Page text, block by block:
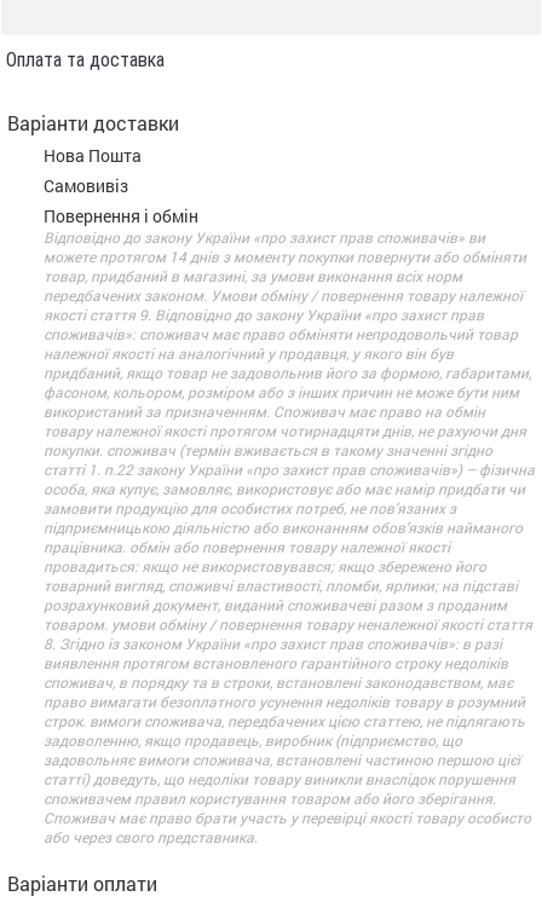
Оплата та доставка
Варіанти доставки
Нова Пошта
Самовивіз
Повернення і обмін
Відповідно до закону України «про захист прав споживачів» ви
можете протягом 14 днів з моменту покупки повернути або обміняти
товар, придбаний в магазині, за умови виконання всіх норм
передбачених законом. Умови обміну / повернення товару належної
якості стаття 9. Відповідно до закону України «про захист прав
споживачів»: споживач має право обміняти непродовольчий товар
належної якості на аналогічний у продавця, у якого він був
придбаний, якщо товар не задовольнив його за формою, габаритами,
фасоном, кольором, розміром або з інших причин не може бути ним
використаний за призначенням. Споживач має право на обмін
товару належної якості протягом чотирнадцяти днів, не рахуючи дня
покупки. споживач (термін вживається в такому значенні згідно
статті 1. п.22 закону України «про захист прав споживачів») – фізична
особа, яка купує, замовляє, використовує або має намір придбати чи
замовити продукцію для особистих потреб, не пов’язаних з
підприємницькою діяльністю або виконанням обов’язків найманого
працівника. обмін або повернення товару належної якості
провадиться: якщо не використовувався; якщо збережено його
товарний вигляд, споживчі властивості, пломби, ярлики; на підставі
розрахунковий документ, виданий споживачеві разом з проданим
товаром. умови обміну / повернення товару неналежної якості стаття
8. Згідно із законом України «про захист прав споживачів»: в разі
виявлення протягом встановленого гарантійного строку недоліків
споживач, в порядку та в строки, встановлені законодавством, має
право вимагати безоплатного усунення недоліків товару в розумний
строк. вимоги споживача, передбачених цією статтею, не підлягають
задоволенню, якщо продавець, виробник (підприємство, що
задовольняє вимоги споживача, встановлені частиною першою цієї
статті) доведуть, що недоліки товару виникли внаслідок порушення
споживачем правил користування товаром або його зберігання.
Споживач має право брати участь у перевірці якості товару особисто
або через свого представника.
Варіанти оплати